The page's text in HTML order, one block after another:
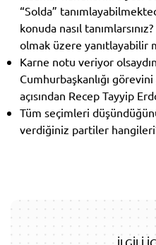
“Solda”
konuda nasıl
olmak üzere yanıtlayabilir
Karne notu veriyor
Cumhurbaşkanlığı
açısından Recep Tayyip
Tüm seçimleri
verdiğiniz partiler
İLGİLİ